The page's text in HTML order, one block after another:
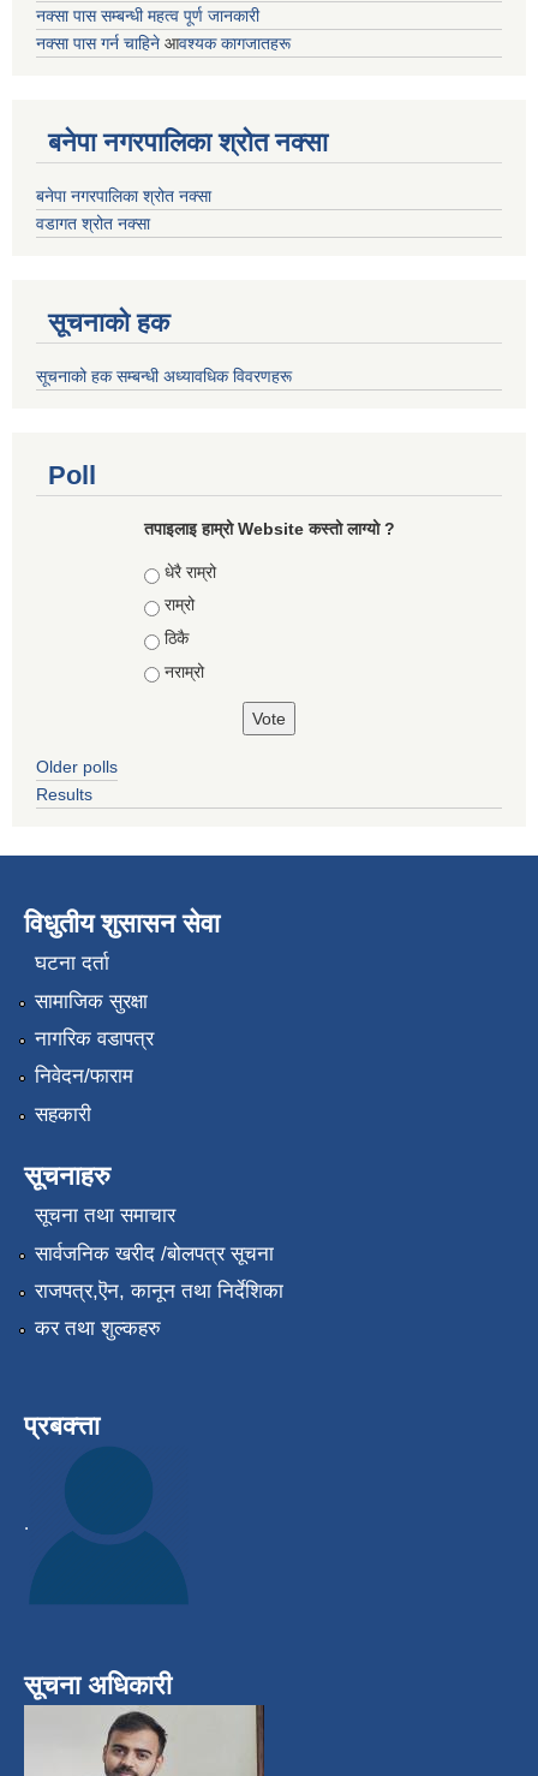
नक्सा पास सम्बन्धी महत्व पूर्ण जानकारी
नक्सा पास गर्न चाहिने आवश्यक कागजातहरू
बनेपा नगरपालिका श्रोत नक्सा
बनेपा नगरपालिका श्रोत नक्सा
वडागत श्रोत नक्सा
सूचनाको हक
सूचनाको हक सम्बन्धी अध्यावधिक विवरणहरू
Poll
तपाइलाइ हाम्रो Website कस्तो लाग्यो ?
Choices
धेरै राम्रो
राम्रो
ठिकै
नराम्रो
Older polls
Results
विधुतीय शुसासन सेवा
घटना दर्ता
सामाजिक सुरक्षा
नागरिक वडापत्र
निवेदन/फाराम
सहकारी
सूचनाहरु
सूचना तथा समाचार
सार्वजनिक खरीद /बोलपत्र सूचना
राजपत्र,ऎन, कानून तथा निर्देशिका
कर तथा शुल्कहरु
प्रबक्त्ता
.
सूचना अधिकारी